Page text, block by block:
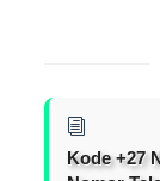
Kode +27